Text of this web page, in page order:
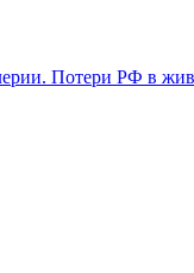
Потери РФ в